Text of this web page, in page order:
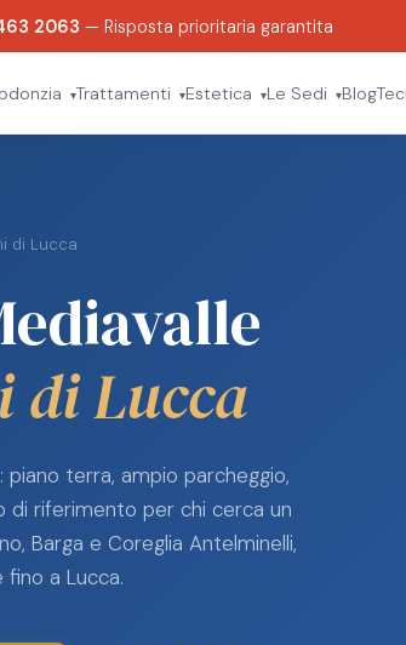
2063 — Risposta prioritaria garantita
▾Trattamenti ▾Estetica ▾Le Sedi ▾Blog
di Lucca
di Lucca
terra, ampio parcheggio,
di riferimento per chi cerca un
Barga e Coreglia Antelminelli,
a Lucca.